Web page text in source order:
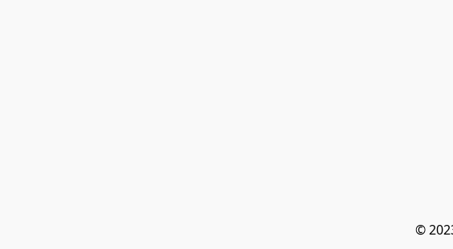
©